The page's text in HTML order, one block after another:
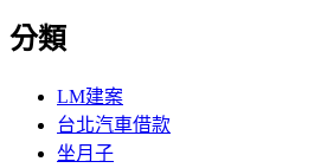
分類
LM建案
台北汽車借款
坐月子